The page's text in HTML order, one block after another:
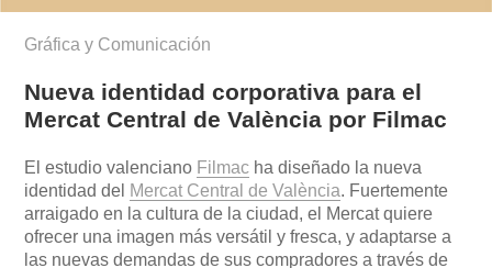
Gráfica y Comunicación
Nueva identidad corporativa para el
Mercat Central de València por Filmac
El estudio valenciano Filmac ha diseñado la nueva
identidad del Mercat Central de València. Fuertemente
arraigado en la cultura de la ciudad, el Mercat quiere
ofrecer una imagen más versátil y fresca, y adaptarse a
las nuevas demandas de sus compradores a través de